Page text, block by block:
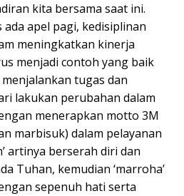
kita bersama saat ini.
apel pagi, kedisiplinan
meningkatkan kinerja
menjadi contoh yang baik
tugas dan
lakukan perubahan dalam
menerapkan motto 3M
marbisuk) dalam pelayanan
artinya berserah diri dan
Tuhan, kemudian ‘marroha’
sepenuh hati serta